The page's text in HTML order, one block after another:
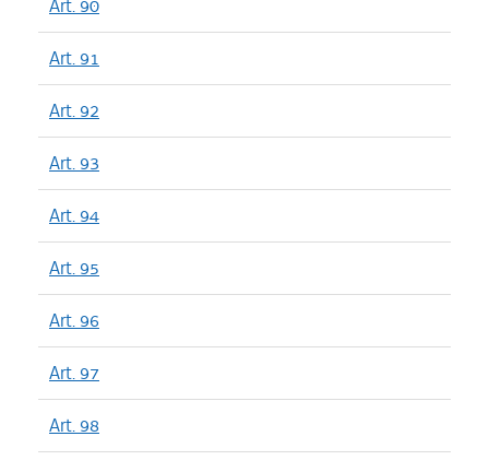
Art. 90
Art. 91
Art. 92
Art. 93
Art. 94
Art. 95
Art. 96
Art. 97
Art. 98